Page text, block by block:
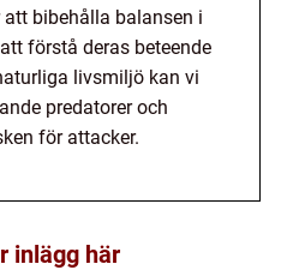
bibehålla balansen i
förstå deras beteende
livsmiljö kan vi
predatorer och
för attacker.
inlägg här